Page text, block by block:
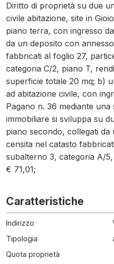
Diritto di proprietà su due
civile abitazione, site in
piano terra, con ingresso
da un deposito con
fabbricati al foglio 27,
categoria C/2, piano T,
superficie totale 20 mq; b)
ad abitazione civile, con
Pagano n. 36 mediante
immobiliare si sviluppa su
piano secondo, collegati da
censita nel catasto
subalterno 3, categoria A/
€ 71,01;
Caratteristiche
Indirizzo
Tipologia
Quota proprietà